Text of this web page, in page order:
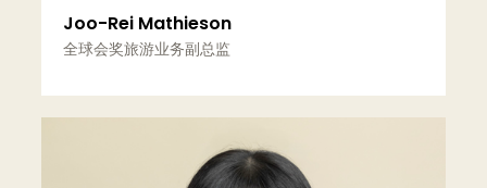
Joo-Rei Mathieson
全球会奖旅游业务副总监
更多信息